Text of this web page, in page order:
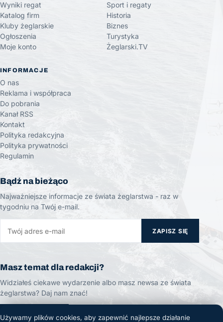
Wyniki regat
Katalog firm
Kluby żeglarskie
Ogłoszenia
Moje konto
Sport i regaty
Historia
Biznes
Turystyka
Żeglarski.TV
INFORMACJE
O nas
Reklama i współpraca
Do pobrania
Kanał RSS
Kontakt
Polityka redakcyjna
Polityka prywatności
Regulamin
Bądź na bieżąco
Najważniejsze informacje ze świata żeglarstwa - raz w
tygodniu na Twój e-mail.
ZAPISZ SIĘ
Masz temat dla redakcji?
Widziałeś ciekawe wydarzenie albo masz newsa ze świata
żeglarstwa? Daj nam znać!
ZGŁOŚ TEMAT
Używamy plików cookies, aby zapewnić najlepsze działanie